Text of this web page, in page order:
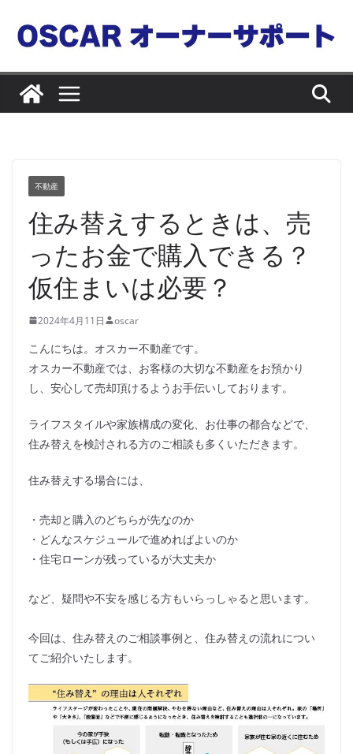
ン
不動産
住み替えするときは、売
ったお金で購入できる？
仮住まいは必要？
2024年4月11日 oscar
こんにちは。オスカー不動産です。
オスカー不動産では、お客様の大切な不動産をお預かり
し、安心して売却頂けるようお手伝いしております。
ライフスタイルや家族構成の変化、お仕事の都合などで、
住み替えを検討される方のご相談も多くいただきます。
住み替えする場合には、
・売却と購入のどちらが先なのか
・どんなスケジュールで進めればよいのか
・住宅ローンが残っているが大丈夫か
など、疑問や不安を感じる方もいらっしゃると思います。
今回は、住み替えのご相談事例と、住み替えの流れについ
てご紹介いたします。